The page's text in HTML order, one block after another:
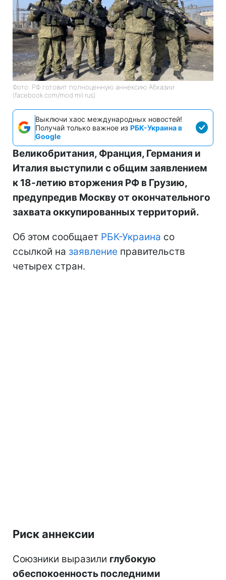
Фото: РФ готовит полноценную аннексию Абхазии
(facebook.com/mod.mil.rus)
Выключи хаос международных новостей!
Получай только важное из РБК-Украина в
Google
Великобритания, Франция, Германия и
Италия выступили с общим заявлением
к 18-летию вторжения РФ в Грузию,
предупредив Москву от окончательного
захвата оккупированных территорий.
Об этом сообщает РБК-Украина со
ссылкой на заявление правительств
четырех стран.
Риск аннексии
Союзники выразили глубокую
обеспокоенность последними